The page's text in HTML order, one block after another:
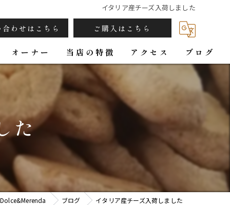
イタリア産チーズ入荷しました
合わせはこちら ご購入はこちら
オーナー 当店の特徴
カフェ
パン
焼き菓子
ジンジャーシロップ
ギフト
アクセス ブログ
た
ブログ イタリア産チーズ入荷しました